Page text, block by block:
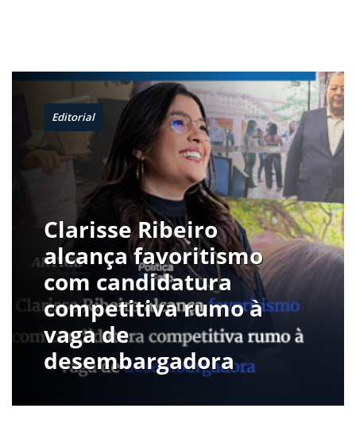
Editorial
Clarisse Ribeiro
alcança favoritismo
com candidatura
competitiva rumo à
vaga de
desembargadora